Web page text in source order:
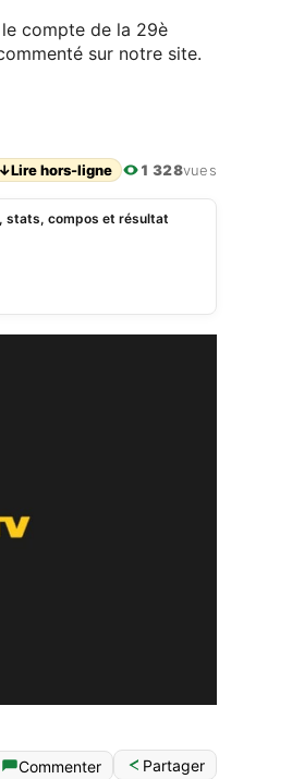
le compte de la 29è
sur notre site.
↓Lire hors-ligne 1 328vues
stats, compos et résultat
Commenter Partager